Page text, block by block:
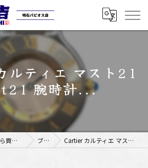
ティエ マスト21
腕時計...
兵庫県明石の買取なら買取大吉明石パピオス店 ブログ Cartier カルティエ マスト21 must21 腕時計...